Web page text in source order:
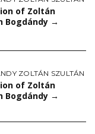
of Zoltán
Bogdándy →
ZOLTÁN SZULTÁN
of Zoltán
Bogdándy →